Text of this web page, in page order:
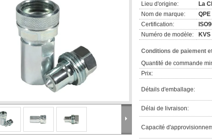
Lieu d'origine:
La
Nom de marque:
QPE
Certification:
Numéro de modèle:
KVS
Conditions de paiement
Quantité de commande
Prix:
Détails d'emballage:
Délai de livraison:
Capacité